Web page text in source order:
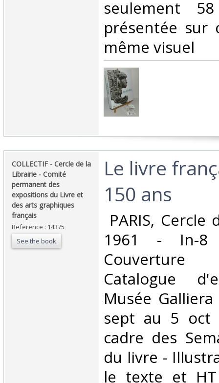
seulement
présentée sur
même visuel ‎
‎COLLECTIF - Cercle de la
Librairie - Comité
permanent des
expositions du Livre et
des arts graphiques
français‎
Reference : 14375
See the book
‎Le livre
150 ans‎
PARIS,
1961 - In-
Catalogue
Musée
sept au 5 oct
cadre des
du livre -
le texte et